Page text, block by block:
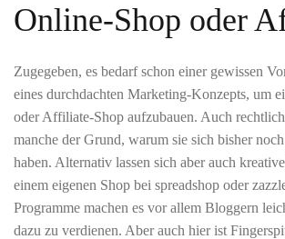
Online-Shop oder
Zugegeben, es bedarf schon einer gewissen
eines durchdachten Marketing-Konzepts, um
oder Affiliate-Shop aufzubauen. Auch
manche der Grund, warum sie sich bisher
haben. Alternativ lassen sich aber auch
einem eigenen Shop bei spreadshop oder
Programme machen es vor allem Bloggern
dazu zu verdienen. Aber auch hier ist